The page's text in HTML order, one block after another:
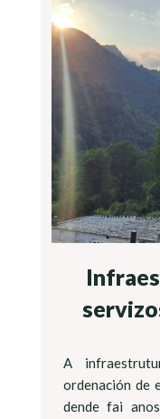
A
ordenación de
dende fai